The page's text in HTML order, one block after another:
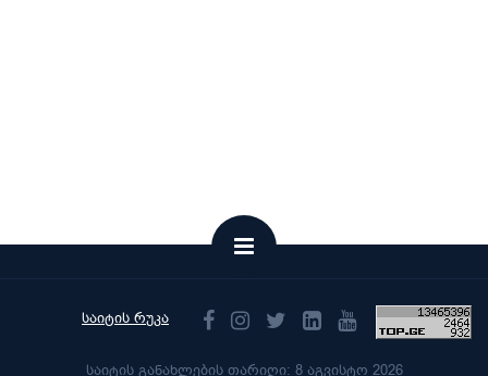
საიტის რუკა
საიტის განახლების თარიღი: 8 აგვისტო 2026